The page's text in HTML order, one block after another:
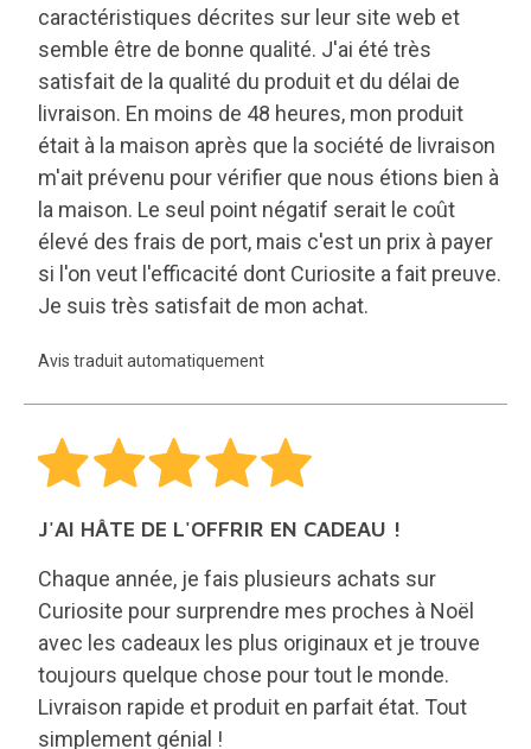
caractéristiques décrites sur leur site web et
semble être de bonne qualité. J'ai été très
satisfait de la qualité du produit et du délai de
livraison. En moins de 48 heures, mon produit
était à la maison après que la société de livraison
m'ait prévenu pour vérifier que nous étions bien à
la maison. Le seul point négatif serait le coût
élevé des frais de port, mais c'est un prix à payer
si l'on veut l'efficacité dont Curiosite a fait preuve.
Je suis très satisfait de mon achat.
Avis traduit automatiquement
J'AI HÂTE DE L'OFFRIR EN CADEAU !
Chaque année, je fais plusieurs achats sur
Curiosite pour surprendre mes proches à Noël
avec les cadeaux les plus originaux et je trouve
toujours quelque chose pour tout le monde.
Livraison rapide et produit en parfait état. Tout
simplement génial !